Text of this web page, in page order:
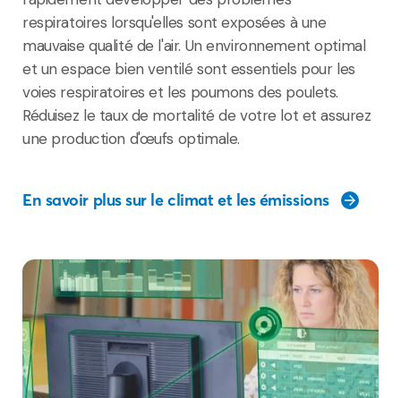
respiratoires lorsqu'elles sont exposées à une
mauvaise qualité de l'air. Un environnement optimal
et un espace bien ventilé sont essentiels pour les
voies respiratoires et les poumons des poulets.
Réduisez le taux de mortalité de votre lot et assurez
une production d'œufs optimale.
En savoir plus sur le climat et les émissions